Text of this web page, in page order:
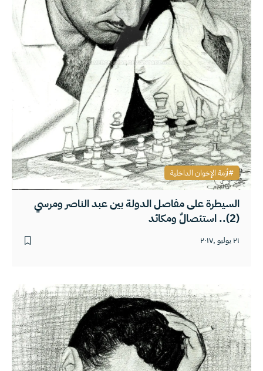
السيطرة على مفاصل الدولة بين عبد الناصر ومرسي
(2).. استئصالٌ ومكائد
٢١ يوليو ,٢٠١٧
أزمة الإخوان الداخلية